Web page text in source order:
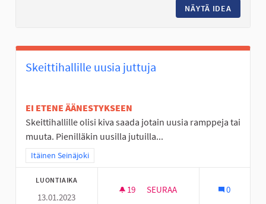
NÄYTÄ IDEA
Skeittihallille uusia juttuja
EI ETENE ÄÄNESTYKSEEN
Skeittihallille olisi kiva saada jotain uusia ramppeja tai
muuta. Pienilläkin uusilla jutuilla...
Rajaa tulokset teeman mukaan: Itäinen Seinäjoki
Itäinen Seinäjoki
LUONTIAIKA
13.01.2023
19 19 SEURAAJAA
SEURAA 0